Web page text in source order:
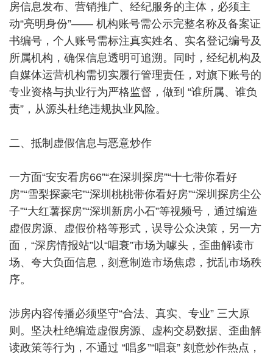
房信息发布、营销推广、经纪服务的主体，必须主
动“亮明身份”—— 机构账号需公示完整名称及备案证
书编号，个人账号需标注真实姓名、实名登记编号及
所属机构，确保信息透明可追溯。同时，经纪机构及
自媒体运营机构需切实履行管理责任，对旗下账号的
专业资格与执业行为严格监督，做到 “谁所属、谁负
责”，从源头杜绝违规执业风险。
二、抵制虚假信息与恶意炒作
一方面“安安看房66”“在深圳探房”“十七带你看好
房”“雪梨探豪宅”“深圳桃桃带你看好房”“深圳探房尘公
子”“大红薯探房”“深圳新房小石”等视频号，通过编造
虚假房源、虚假价格等形式，误导公众决策，另一方
面，“深房情报站”以“唱衰”市场为噱头，歪曲解读市
场、夸大负面信息，刻意制造市场焦虑，扰乱市场秩
序。
涉房内容传播必须坚守“合法、真实、专业” 三大原
则。坚决杜绝编造虚假房源、虚构交易数据、歪曲解
读政策等行为，不通过 “唱多”“唱衰” 刻意炒作热点，